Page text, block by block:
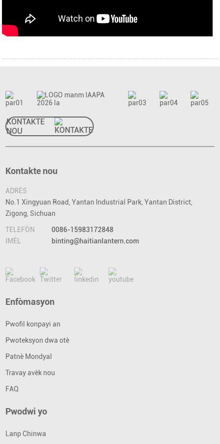
KONTAKTE
NOU
Kontakte nou
ADRÈS
No.1 Xingyuan Road, Yantan Industrial Park, Yantan District,
Zigong, Sichuan
TELEFÒN
0086-15983172848
IMÈL
binting@haitianlantern.com
Enfòmasyon
Pwofil konpayi an
Pwoteksyon dwa otè
Patnè Mondyal
Travay avèk nou
FAQ
Pwodwi yo
Lanp Chinwa